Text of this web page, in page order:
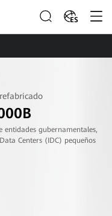
ES
entidades gubernamentales,
Centers (IDC) pequeños